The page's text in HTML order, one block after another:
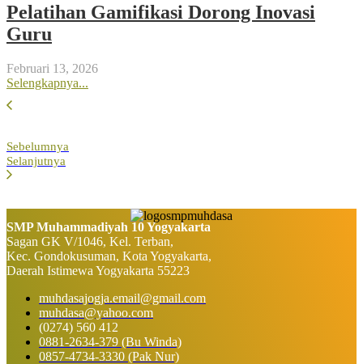
Pelatihan Gamifikasi Dorong Inovasi
Guru
Februari 13, 2026
Selengkapnya...
Sebelumnya
Selanjutnya
SMP Muhammadiyah 10 Yogyakarta
Sagan GK V/1046, Kel. Terban,
Kec. Gondokusuman, Kota Yogyakarta,
Daerah Istimewa Yogyakarta 55223
muhdasajogja.email@gmail.com
muhdasa@yahoo.com
(0274) 560 412
0881-2634-379 (Bu Winda)
0857-4734-3330 (Pak Nur)